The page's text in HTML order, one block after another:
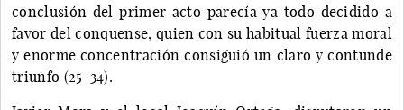
conclusión del primer acto parecía ya todo decidido a
favor del conquense, quien con su habitual fuerza moral
y enorme concentración consiguió un claro y contunde
triunfo (25-34).